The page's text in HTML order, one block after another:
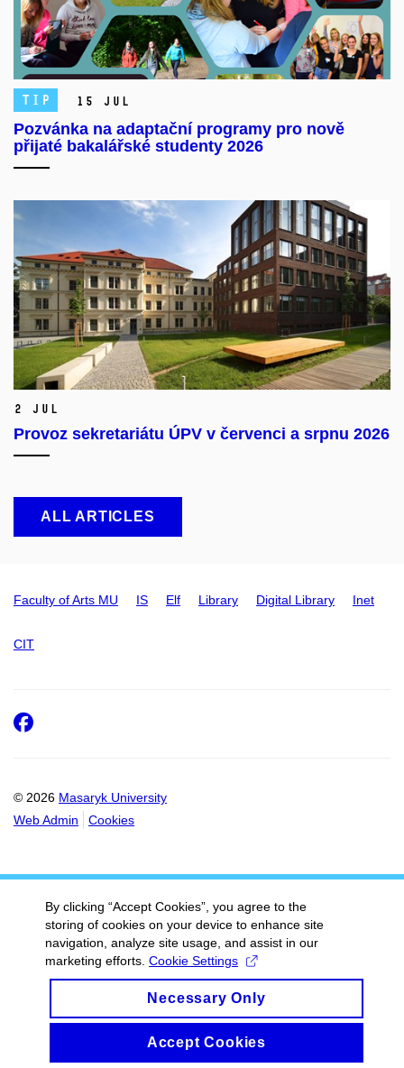
TIP 15 Jul
Pozvánka na adaptační programy pro nově
přijaté bakalářské studenty 2026
2 Jul
Provoz sekretariátu ÚPV v červenci a srpnu 2026
ALL ARTICLES
Faculty of Arts MU IS Elf Library Digital Library Inet
CIT
© 2026 Masaryk University
Web Admin
Cookies
Facebook
By clicking “Accept Cookies”, you agree to the
storing of cookies on your device to enhance site
navigation, analyze site usage, and assist in our
marketing efforts. Cookie Settings
Necessary Only
Accept Cookies